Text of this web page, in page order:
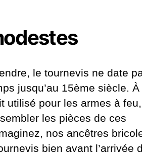
le tournevis ne date
jusqu’au 15ème siècle.
utilisé pour les armes à
les pièces de ces
nos ancêtres
bien avant l’arrivée